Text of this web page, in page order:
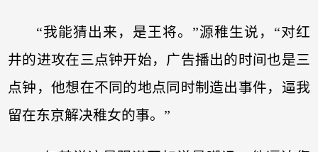
“我能猜出来，是王将。”源稚生说，“对红
井的进攻在三点钟开始，广告播出的时间也是三
点钟，他想在不同的地点同时制造出事件，逼我
留在东京解决稚女的事。”